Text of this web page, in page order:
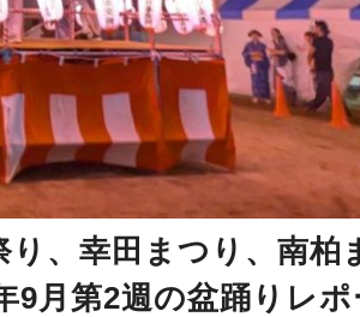
り、幸田まつり、南柏
月第2週の盆踊りレポ